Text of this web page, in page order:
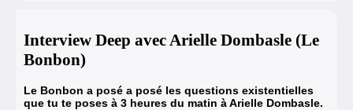
Interview Deep avec Arielle Dombasle (Le
Bonbon)
Le Bonbon a posé a posé les questions existentielles
que tu te poses à 3 heures du matin à Arielle Dombasle.